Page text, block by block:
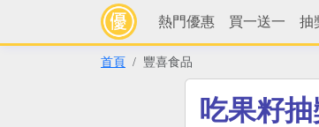
熱門優惠 買一送一 抽
首頁 豐喜食品
吃果籽